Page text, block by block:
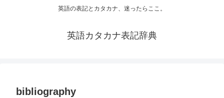
英語の表記とカタカナ、迷ったらここ。
英語カタカナ表記辞典
bibliography